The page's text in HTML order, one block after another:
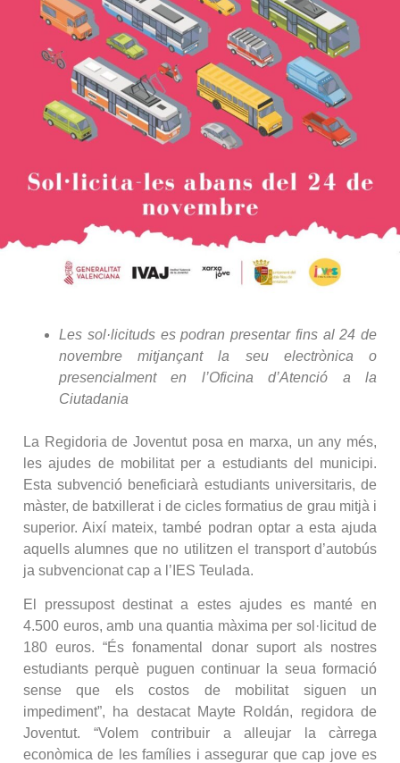
Les sol·licituds es podran presentar fins al 24 de
novembre mitjançant la seu electrònica o
presencialment en l’Oficina d’Atenció a la
Ciutadania
La Regidoria de Joventut posa en marxa, un any més,
les ajudes de mobilitat per a estudiants del municipi.
Esta subvenció beneficiarà estudiants universitaris, de
màster, de batxillerat i de cicles formatius de grau mitjà i
superior. Així mateix, també podran optar a esta ajuda
aquells alumnes que no utilitzen el transport d’autobús
ja subvencionat cap a l’IES Teulada.
El pressupost destinat a estes ajudes es manté en
4.500 euros, amb una quantia màxima per sol·licitud de
180 euros. “És fonamental donar suport als nostres
estudiants perquè puguen continuar la seua formació
sense que els costos de mobilitat siguen un
impediment”, ha destacat Mayte Roldán, regidora de
Joventut. “Volem contribuir a alleujar la càrrega
econòmica de les famílies i assegurar que cap jove es